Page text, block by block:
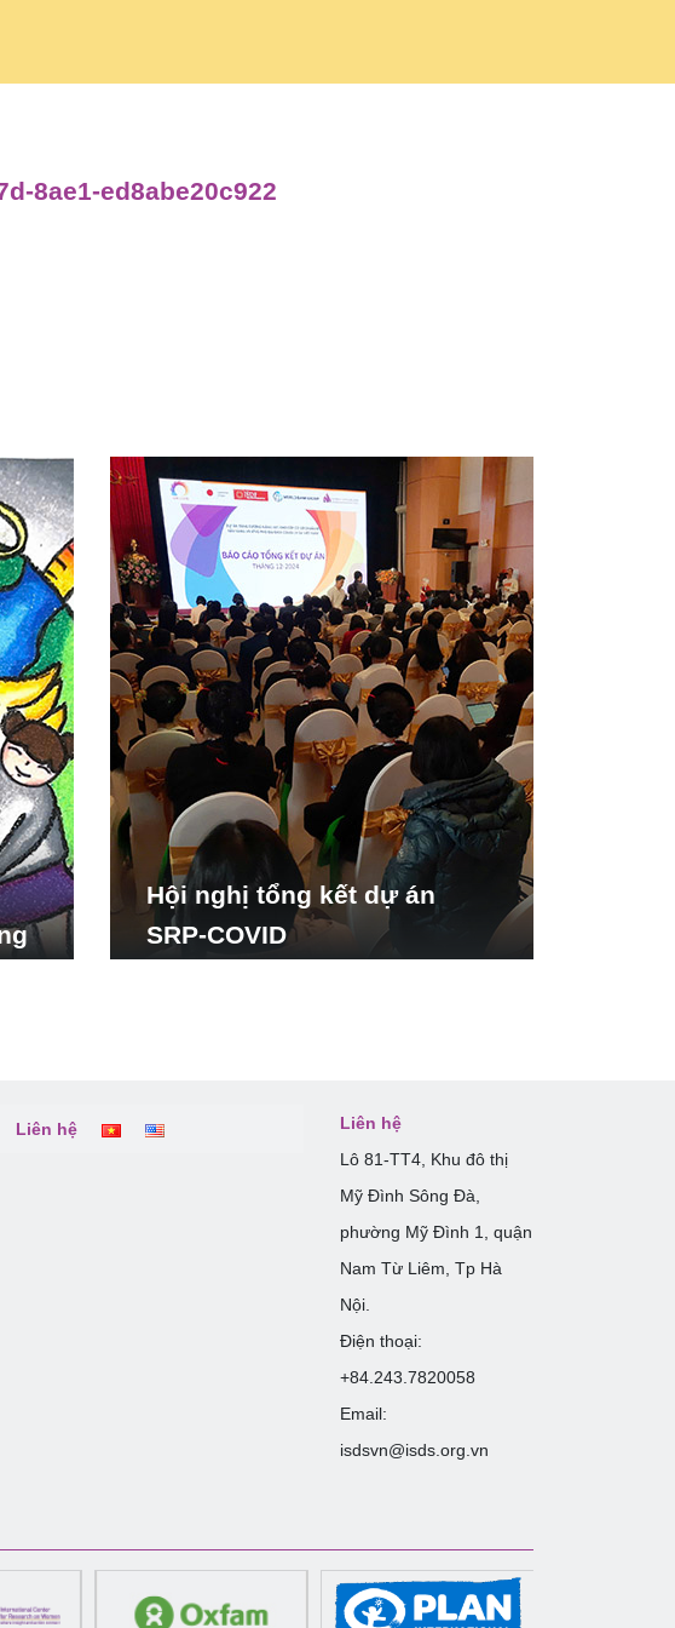
8ae1-ed8abe20c922
Hội nghị tổng kết dự án
SRP-COVID
Liên hệ
Liên hệ
Lô 81-TT4, Khu đô thị
Mỹ Đình Sông Đà,
phường Mỹ Đình 1, quận
Nam Từ Liêm, Tp Hà
Nội.
Điện thoại:
+84.243.7820058
Email:
isdsvn@isds.org.vn